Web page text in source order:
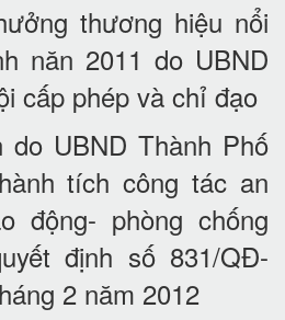
thương hiệu nổi
năn 2011 do UBND
cấp phép và chỉ đạo
UBND Thành Phố
tích công tác an
động- phòng chống
định số 831/QĐ-
2 năm 2012